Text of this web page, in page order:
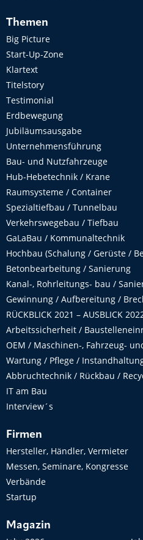
Themen
Big Picture
Start-Up-Zone
Klartext
Titelstory
Testimonial
Erdbewegung
Jubiläumsausgabe
Unternehmensführung
Bau- und Nutzfahrzeuge
Hub-Hebetechnik / Krane
Raumsysteme / Container
Spezialtiefbau / Tunnelbau
Verkehrswegebau / Tiefbau
GaLaBau / Kommunaltechnik
Hochbau (Schalung / Gerüste /
Betonbearbeitung / Sanierung
Kanal-, Rohrleitungs- bau /
Gewinnung / Aufbereitung /
RÜCKBLICK 2021 – AUSBLICK
Arbeitssicherheit /
OEM / Maschinen-, Fahrzeug-
Wartung / Pflege /
Abbruchtechnik / Rückbau /
IT am Bau
Interview´s
Firmen
Hersteller, Händler, Vermieter
Messen, Seminare, Kongresse
Verbände
Startup
Magazin